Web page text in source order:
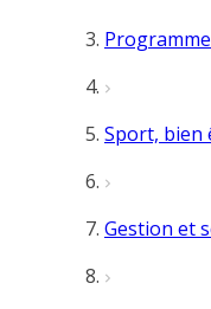
Sport, bien
Gestion et